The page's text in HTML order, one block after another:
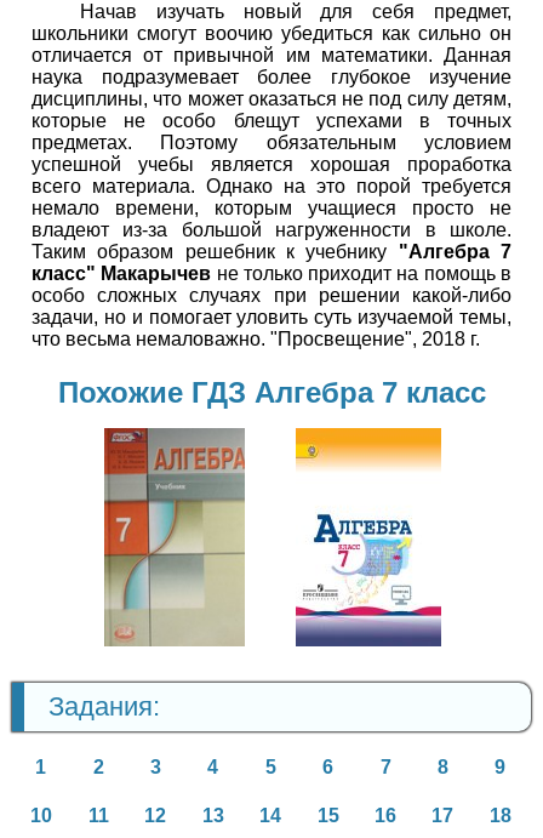
Начав изучать новый для себя предмет,
школьники смогут воочию убедиться как сильно он
отличается от привычной им математики. Данная
наука подразумевает более глубокое изучение
дисциплины, что может оказаться не под силу детям,
которые не особо блещут успехами в точных
предметах. Поэтому обязательным условием
успешной учебы является хорошая проработка
всего материала. Однако на это порой требуется
немало времени, которым учащиеся просто не
владеют из-за большой нагруженности в школе.
Таким образом решебник к учебнику "Алгебра 7
класс" Макарычев не только приходит на помощь в
особо сложных случаях при решении какой-либо
задачи, но и помогает уловить суть изучаемой темы,
что весьма немаловажно. "Просвещение", 2018 г.
Похожие ГДЗ Алгебра 7 класс
Алгебра
7 класс
Задания:
1 2 3 4 5 6 7 8 9
10 11 12 13 14 15 16 17 18